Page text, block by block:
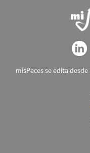
misPeces se edita